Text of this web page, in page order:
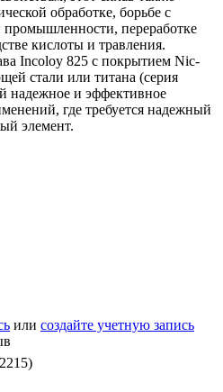
обработке, борьбе с
промышленности, переработке
кислоты и травления.
Incoloy 825 с покрытием Nic-
стали или титана (серия
надежное и эффективное
где требуется надежный
элемент.
или создайте учетную запись